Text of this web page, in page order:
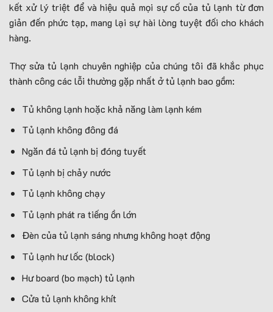
kết xử lý triệt để và hiệu quả mọi sự cố của tủ lạnh từ đơn
giản đến phức tạp, mang lại sự hài lòng tuyệt đối cho khách
hàng.
Thợ sửa tủ lạnh chuyên nghiệp của chúng tôi đã khắc phục
thành công các lỗi thường gặp nhất ở tủ lạnh bao gồm:
Tủ không lạnh hoặc khả năng làm lạnh kém
Tủ lạnh không đông đá
Ngăn đá tủ lạnh bị đóng tuyết
Tủ lạnh bị chảy nước
Tủ lạnh không chạy
Tủ lạnh phát ra tiếng ồn lớn
Đèn của tủ lạnh sáng nhưng không hoạt động
Tủ lạnh hư lốc (block)
Hư board (bo mạch) tủ lạnh
Cửa tủ lạnh không khít